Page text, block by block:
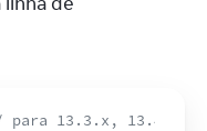
para 13.3.x, 13.4.x,